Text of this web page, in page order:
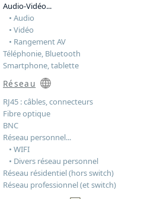
Audio-Vidéo...
• Audio
• Vidéo
• Rangement AV
Téléphonie, Bluetooth
Smartphone, tablette
Réseau
RJ45 : câbles, connecteurs
Fibre optique
BNC
Réseau personnel...
• WIFI
• Divers réseau personnel
Réseau résidentiel (hors switch)
Réseau professionnel (et switch)